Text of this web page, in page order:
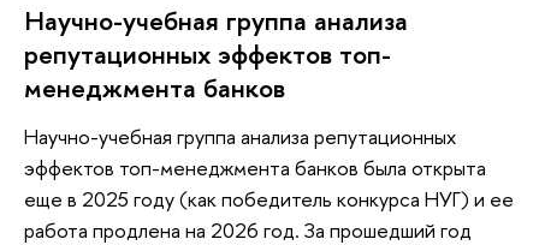
Научно-учебная группа анализа
репутационных эффектов топ-
менеджмента банков
Научно-учебная группа анализа репутационных
эффектов топ-менеджмента банков была открыта
еще в 2025 году (как победитель конкурса НУГ) и ее
работа продлена на 2026 год. За прошедший год